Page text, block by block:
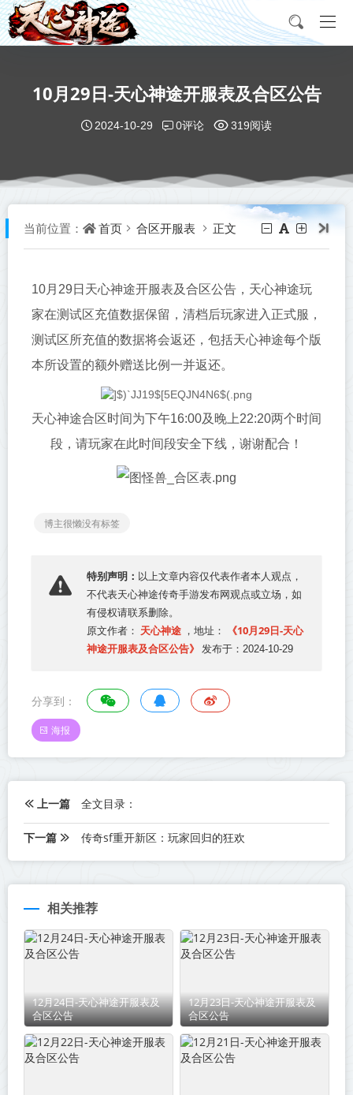
10月29日-天心神途开服表及合区公告
2024-10-29 0评论 319阅读
当前位置： 首页 合区开服表 正文
10月29日天心神途开服表及合区公告， 天心神途玩
家在测试区充值数据保留，清档后玩家进入正式服，
测试区所充值的数据将会返还，包括天心神途每个版
本所设置的额外赠送比例一并返还。
天心神途合区时间为下午16:00及晚上22:20两个时间
段，请玩家在此时间段安全下线，谢谢配合！
博主很懒没有标签
特别声明： 以上文章内容仅代表作者本人观点，
不代表天心神途传奇手游发布网观点或立场，如
有侵权请联系删除。
原文作者： 天心神途 ，地址：
《10月29日-天心
神途开服表及合区公告》
发布于：2024-10-29
分享到：
海报
上一篇 全文目录：
下一篇 传奇sf重开新区：玩家回归的狂欢
相关推荐
12月24日-天心神途开服表及
合区公告
12月23日-天心神途开服表及
合区公告